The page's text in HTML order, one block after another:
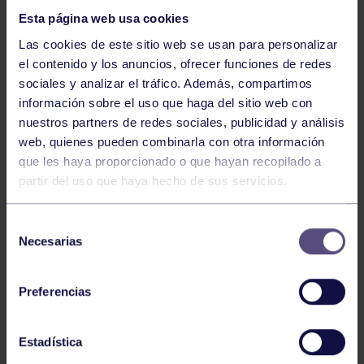
Esta página web usa cookies
Las cookies de este sitio web se usan para personalizar
el contenido y los anuncios, ofrecer funciones de redes
sociales y analizar el tráfico. Además, compartimos
información sobre el uso que haga del sitio web con
nuestros partners de redes sociales, publicidad y análisis
web, quienes pueden combinarla con otra información
que les haya proporcionado o que hayan recopilado a
partir del uso que haya hecho de sus servicios.
Necesarias
Preferencias
Estadística
Hockey 28 Jul 2026
ÓSCAR PALOMERO, RUMBO AL
MUNDIAL
Hockey